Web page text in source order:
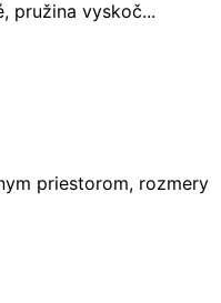
pružina vyskoč...
priestorom, rozmery